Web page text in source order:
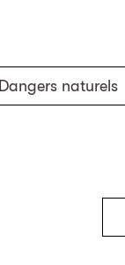
Dangers naturels